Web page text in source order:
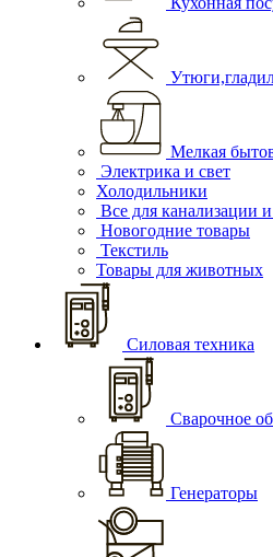
Мелкая
Электрика и свет
Холодильники
Все для канализации
Новогодние товары
Текстиль
Товары для животных
Силовая техника
Сварочное
Генераторы